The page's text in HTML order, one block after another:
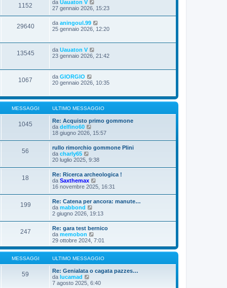
1152 da Uauaton V
27 gennaio 2026, 15:23
29640 da aningoul.99
25 gennaio 2026, 12:20
13545 da Uauaton V
23 gennaio 2026, 21:42
1067 da GIORGIO
20 gennaio 2026, 10:35
MESSAGGI ULTIMO MESSAGGIO
1045
Re: Acquisto primo gommone
da delfino60
e
u
t
i
m
o
m
e
s
s
a
g
g
i
o
18 giugno 2026, 15:57
56
rullo rimorchio gommone Plini
da charly65
e
u
l
t
i
m
o
m
e
s
s
a
g
g
i
20 luglio 2025, 9:38
18
Re: Ricerca archeologica !
da Saxthemax
e
u
t
i
m
m
e
s
s
a
g
i
16 novembre 2025, 16:31
199
Re: Catena per ancora: manute…
da mabbond
e
u
l
i
m
o
e
s
2 giugno 2026, 19:13
247
Re: gara test bernico
da memobon
e
d
i
u
l
t
m
29 ottobre 2024, 7:01
MESSAGGI ULTIMO MESSAGGIO
59
Re: Genialata o cagata pazzes…
da lucamad
e
7 agosto 2025, 6:40